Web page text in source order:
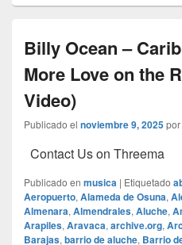
Billy Ocean –
More Love on the
Video)
Publicado el noviembre 9, 2025por
Contact Us on Threema
Publicado en musica | Etiquetado
Aeropuerto, Alameda de Osuna,
Almenara, Almendrales, Aluche,
Arapiles, Aravaca, archive.org,
Barajas, barrio de aluche, Barrio